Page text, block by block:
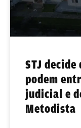
STJ
podem
judicial e
Metodista